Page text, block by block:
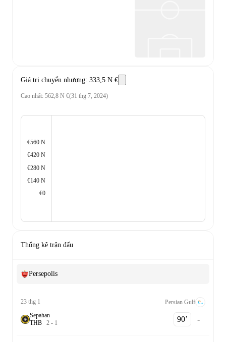
Giá trị chuyển nhượng: 333,5 N €
Cao nhất: 562,8 N €(31 thg 7, 2024)
€560 N
€420 N
€280 N
€140 N
€0
Thống kê trận đấu
Persepolis
23 thg 1
Persian Gulf
Sepahan
THB 2 - 1 90‎’‎ -